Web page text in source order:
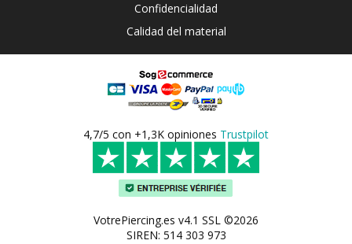
Confidencialidad
Calidad del material
4,7/5 con +1,3K opiniones Trustpilot
VotrePiercing.es v4.1 SSL ©2026
SIREN: 514 303 973